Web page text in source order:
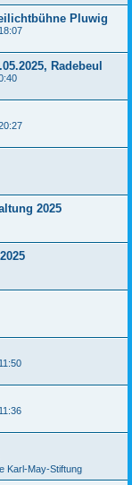
Pluwig
Radebeul
2025
Karl-May-Stiftung